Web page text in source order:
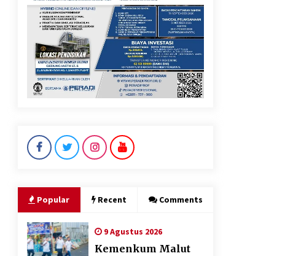
Festival Lembah Baliem
Perkuat Ekonomi Masyarakat
Papua Pegunungan
8 Agustus 2026
8 Agustus 2026
Popular Recent Comments
9 Agustus 2026
Kemenkum Malut